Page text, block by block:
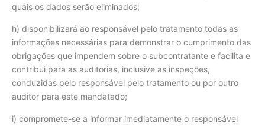
quais os dados serão eliminados;
h) disponibilizará ao responsável pelo tratamento todas as
informações necessárias para demonstrar o cumprimento das
obrigações que impendem sobre o subcontratante e facilita e
contribui para as auditorias, inclusive as inspeções,
conduzidas pelo responsável pelo tratamento ou por outro
auditor para este mandatado;
i) compromete-se a informar imediatamente o responsável